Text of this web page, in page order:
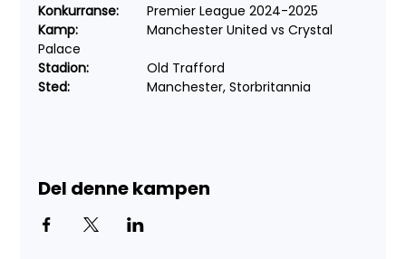
Konkurranse:
Premier League 2024-2025
Kamp:
Palace
Stadion:
Old Trafford
Sted:
Manchester, Storbritannia
Del denne kampen